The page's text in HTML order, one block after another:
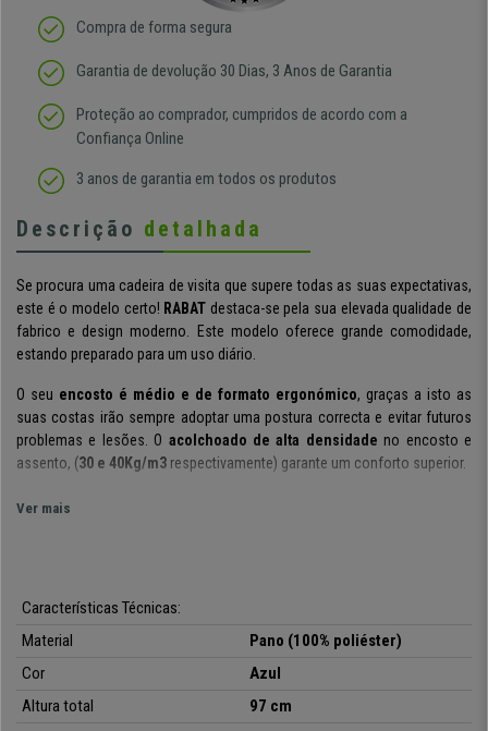
Compra de forma segura
Garantia de devolução 30 Dias, 3 Anos de Garantia
Proteção ao comprador, cumpridos de acordo com a
Confiança Online
3 anos de garantia em todos os produtos
Descrição detalhada
Se procura uma cadeira de visita que supere todas as suas expectativas,
este é o modelo certo! RABAT destaca-se pela sua elevada qualidade de
fabrico e design moderno. Este modelo oferece grande comodidade,
estando preparado para um uso diário.
O seu encosto é médio e de formato ergonómico, graças a isto as
suas costas irão sempre adoptar uma postura correcta e evitar futuros
problemas e lesões. O acolchoado de alta densidade no encosto e
assento, (30 e 40Kg/m3 respectivamente) garante um conforto superior.
Estáforrado em pano resistente
Osapoia braçossão fabricados em aço cromado, estando
acolchoados
e forrados na sua parte superior para que, além de uma
metálica
, extremamente sólida e estável.
Ver mais
Características Técnicas:
Material
Pano (100% poliéster)
Cor
Azul
Altura total
97 cm